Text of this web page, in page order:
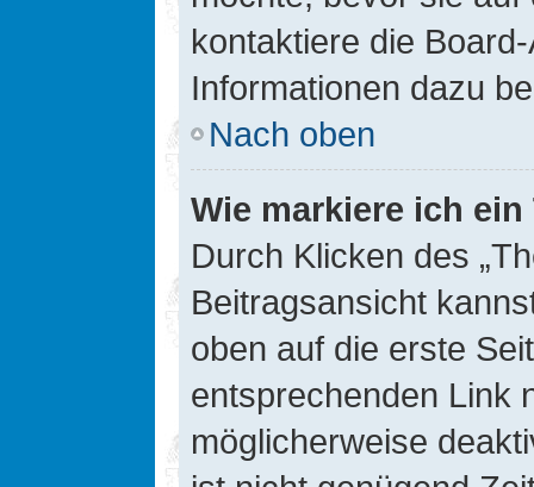
kontaktiere die
Informationen dazu
Nach oben
Wie markiere ich
Durch Klicken des
Beitragsansicht
oben auf die erste
entsprechenden Link
möglicherweise